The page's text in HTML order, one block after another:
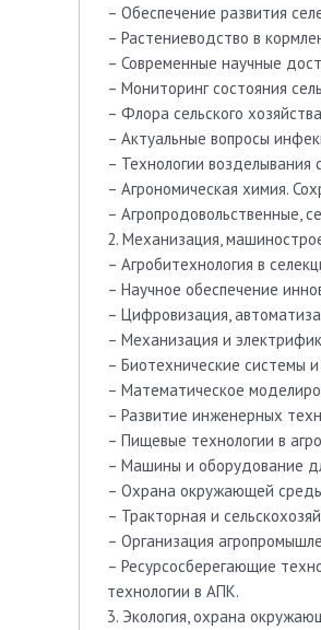
– Обеспечение развития
– Растениеводство в
– Современные научные
– Мониторинг состояния
– Флора сельского
– Актуальные вопросы
– Технологии возделывания
– Агрономическая химия.
– Агропродовольственные,
2. Механизация,
– Агробитехнология в
– Научное обеспечение
– Цифровизация,
– Механизация и
– Биотехнические системы
– Математическое
– Развитие инженерных
– Пищевые технологии в
– Машины и оборудование
– Охрана окружающей
– Тракторная и
– Организация
– Ресурсосберегающие
технологии в АПК.
3. Экология, охрана